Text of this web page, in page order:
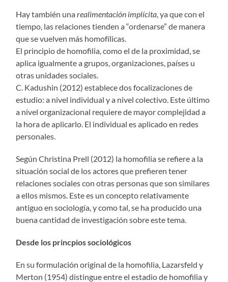
Hay también unarealimentación implícita , ya que con el
tiempo, las relaciones tienden a “ordenarse” de manera
que se vuelven más homofílicas.
El principio de homofilia, como el de la proximidad, se
aplica igualmente a grupos, organizaciones, países u
otras unidades sociales.
C. Kadushin (2012) establece dos focalizaciones de
estudio: a nivel individual y a nivel colectivo. Este último
a nivel organizacional requiere de mayor complejidad a
la hora de aplicarlo. El individual es aplicado en redes
personales.
Según Christina Prell (2012) la homofilia se refiere a la
situación social de los actores que prefieren tener
relaciones sociales con otras personas que son similares
a ellos mismos. Este es un concepto relativamente
antiguo en sociología, y como tal, se ha producido una
buena cantidad de investigación sobre este tema.
Desde los princpios sociológicos
En su formulación original de la homofilia, Lazarsfeld y
Merton (1954) distingue entre el estadio de homofilia y